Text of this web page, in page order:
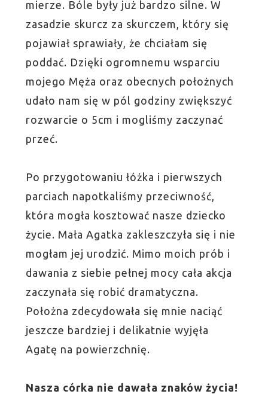
mierze. Bóle były już bardzo silne. W
zasadzie skurcz za skurczem, który się
pojawiał sprawiały, że chciałam się
poddać. Dzięki ogromnemu wsparciu
mojego Męża oraz obecnych położnych
udało nam się w pól godziny zwiększyć
rozwarcie o 5cm i mogliśmy zaczynać
przeć.
Po przygotowaniu łóżka i pierwszych
parciach napotkaliśmy przeciwność,
która mogła kosztować nasze dziecko
życie. Mała Agatka zakleszczyła się i nie
mogłam jej urodzić. Mimo moich prób i
dawania z siebie pełnej mocy cała akcja
zaczynała się robić dramatyczna.
Położna zdecydowała się mnie naciąć
jeszcze bardziej i delikatnie wyjęła
Agatę na powierzchnię.
Nasza córka nie dawała znaków życia!